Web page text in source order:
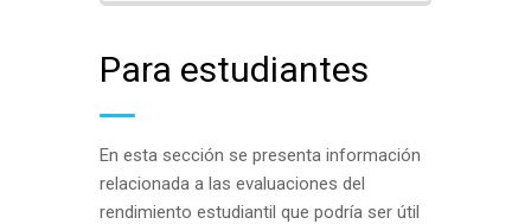
Para estudiantes
En esta sección se presenta información
relacionada a las evaluaciones del
rendimiento estudiantil que podría ser útil